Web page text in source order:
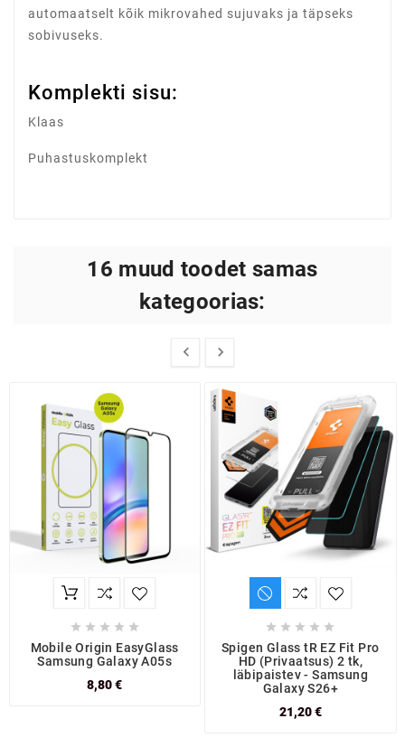
automaatselt kõik mikrovahed sujuvaks ja täpseks
sobivuseks.
Komplekti sisu:
Klaas
Puhastuskomplekt
16 muud toodet samas
kategoorias:
 
    
Mobile Origin EasyGlass
Samsung Galaxy A05s
8,80 €
    
Spigen Glass tR EZ Fit Pro
HD (Privaatsus) 2 tk,
läbipaistev - Samsung
Galaxy S26+
21,20 €